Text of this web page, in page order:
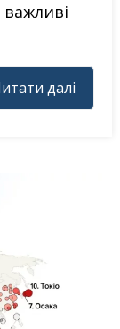
далі